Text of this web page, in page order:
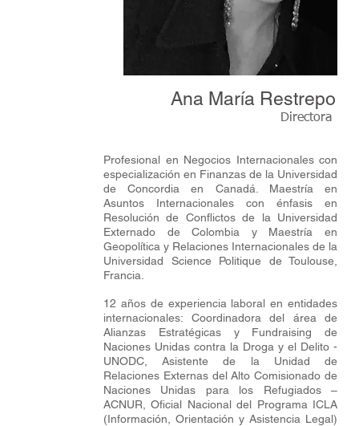
Ana María Restrepo
Directora
Profesional en Negocios Internacionales con
especialización en Finanzas de la Universidad
de Concordia en Canadá. Maestría en
Asuntos Internacionales con énfasis en
Resolución de Conflictos de la Universidad
Externado de Colombia y Maestría en
Geopolítica y Relaciones Internacionales de la
Universidad Science Politique de Toulouse,
Francia.
12 años de experiencia laboral en entidades
internacionales: Coordinadora del área de
Alianzas Estratégicas y Fundraising de
Naciones Unidas contra la Droga y el Delito -
UNODC, Asistente de la Unidad de
Relaciones Externas del Alto Comisionado de
Naciones Unidas para los Refugiados –
ACNUR, Oficial Nacional del Programa ICLA
(Información, Orientación y Asistencia Legal)